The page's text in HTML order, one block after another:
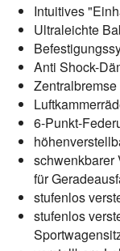
Intuitives
Ultraleichte
Anti Shock-
Zentralbremse
6-Punkt-
schwenkbarer
für
stufenlos
stufenlos